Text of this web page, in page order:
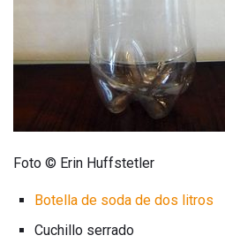
Foto © Erin Huffstetler
Botella de soda de dos litros
Cuchillo serrado